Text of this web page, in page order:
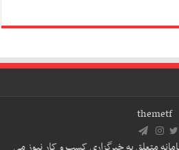
themetf